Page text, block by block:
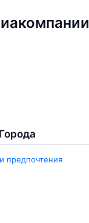
Города
предпочтения